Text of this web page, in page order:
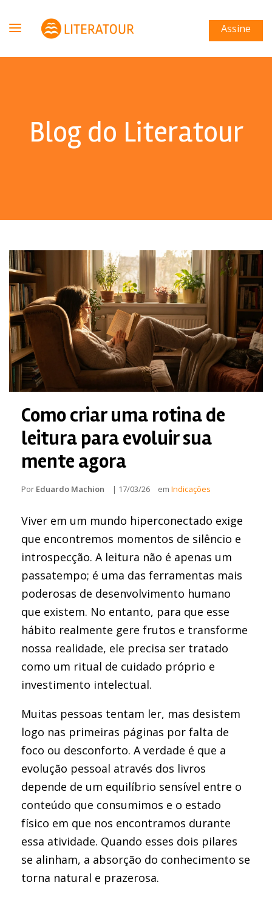
Assine
Blog do Literatour
Como criar uma rotina de
leitura para evoluir sua
mente agora
Por Eduardo Machion | 17/03/26 em Indicações
Viver em um mundo hiperconectado exige
que encontremos momentos de silêncio e
introspecção. A leitura não é apenas um
passatempo; é uma das ferramentas mais
poderosas de desenvolvimento humano
que existem. No entanto, para que esse
hábito realmente gere frutos e transforme
nossa realidade, ele precisa ser tratado
como um ritual de cuidado próprio e
investimento intelectual.
Muitas pessoas tentam ler, mas desistem
logo nas primeiras páginas por falta de
foco ou desconforto. A verdade é que a
evolução pessoal através dos livros
depende de um equilíbrio sensível entre o
conteúdo que consumimos e o estado
físico em que nos encontramos durante
essa atividade. Quando esses dois pilares
se alinham, a absorção do conhecimento se
torna natural e prazerosa.